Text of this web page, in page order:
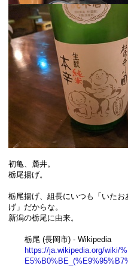
初亀、麓井。
栃尾揚げ。
栃尾揚げ、組長にいつも「いた
げ」だからな。
新潟の栃尾に由来。
栃尾 (長岡市) - Wikipedia
https://ja.wikiped​ia.org/wiki/